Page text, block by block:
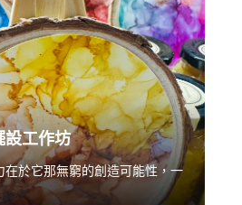
設工作坊
在於它那無窮的創造可能性，一